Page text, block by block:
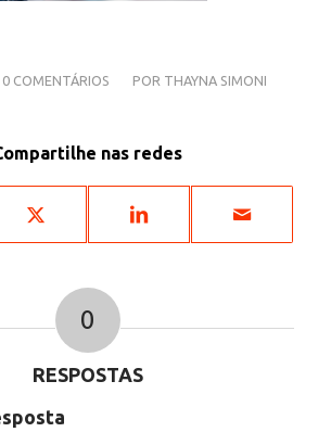
0 COMENTÁRIOS
/ POR THAYNA SIMONI
nas redes
0
RESPOSTAS